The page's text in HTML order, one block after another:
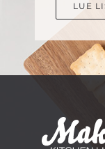
LUE